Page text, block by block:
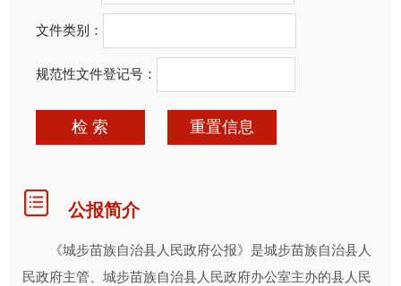
文件类别：
规范性文件登记号：
检 索 重置信息
公报简介
《城步苗族自治县人民政府公报》是城步苗族自治县人
民政府主管、城步苗族自治县人民政府办公室主办的县人民